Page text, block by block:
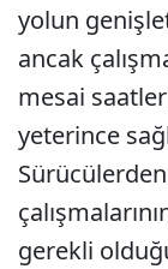
yolun
ancak
mesai
yeterince
gerekli